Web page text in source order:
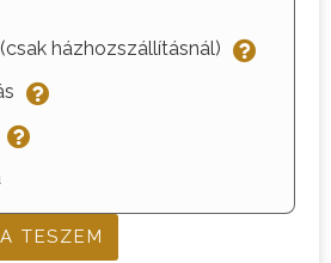
házhozszállításnál)
TESZEM